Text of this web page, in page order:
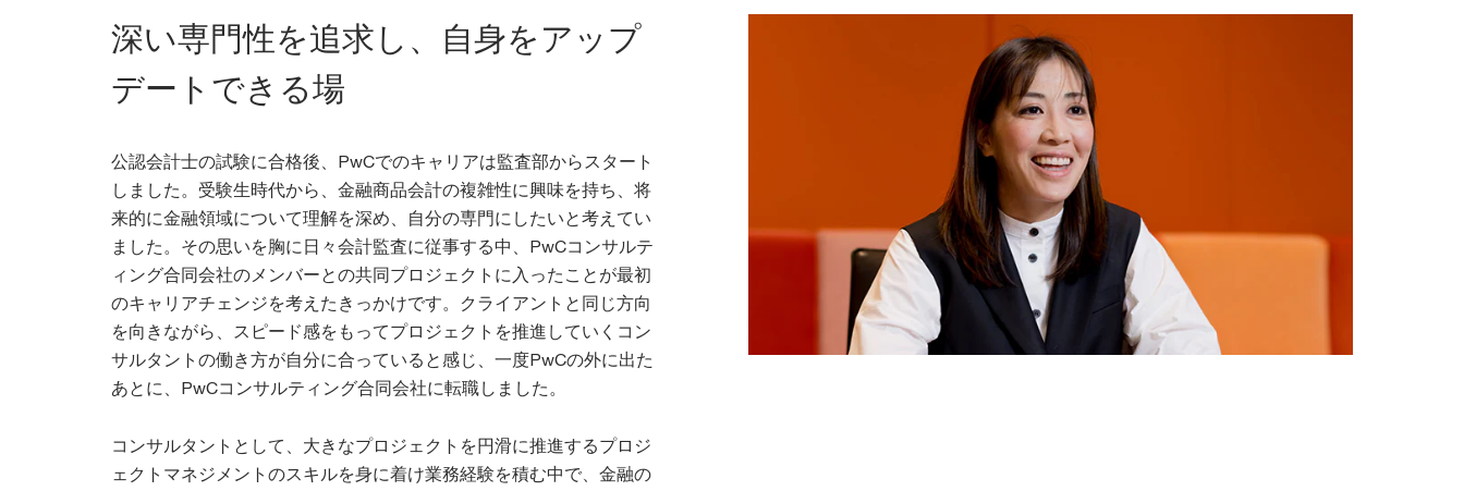
深い専門性を追求し、自身をアップ
デートできる場
公認会計士の試験に合格後、PwCでのキャリアは監査部からスタート
しました。受験生時代から、金融商品会計の複雑性に興味を持ち、将
来的に金融領域について理解を深め、自分の専門にしたいと考えてい
ました。その思いを胸に日々会計監査に従事する中、PwCコンサルテ
ィング合同会社のメンバーとの共同プロジェクトに入ったことが最初
のキャリアチェンジを考えたきっかけです。クライアントと同じ方向
を向きながら、スピード感をもってプロジェクトを推進していくコン
サルタントの働き方が自分に合っていると感じ、一度PwCの外に出た
あとに、PwCコンサルティング合同会社に転職しました。
コンサルタントとして、大きなプロジェクトを円滑に推進するプロジ
ェクトマネジメントのスキルを身に着け業務経験を積む中で、金融の